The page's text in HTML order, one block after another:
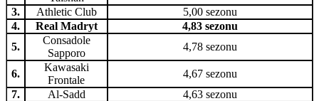
3.
Athletic Club
5,00 sezonu
4.
Real Madryt
4,83 sezonu
5.
Consadole
Sapporo
4,78 sezonu
6.
Kawasaki
Frontale
4,67 sezonu
7.
Al-Sadd
4,63 sezonu